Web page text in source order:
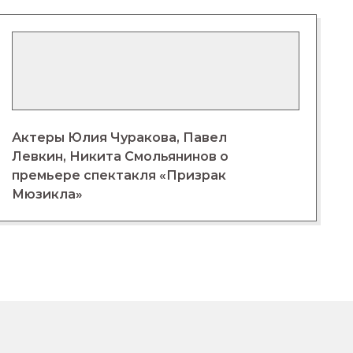
Актеры Юлия Чуракова, Павел
Левкин, Никита Смольянинов о
премьере спектакля «Призрак
Мюзикла»